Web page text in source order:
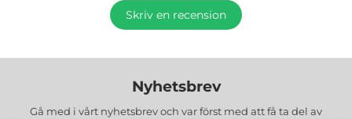
Skriv en recension
Nyhetsbrev
Gå med i vårt nyhetsbrev och var först med att få ta del av